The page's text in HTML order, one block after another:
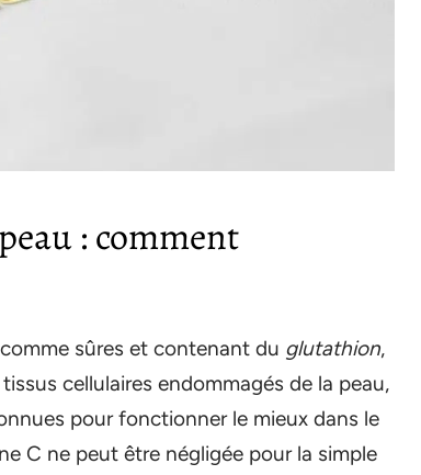
: comment
sûres et contenant du glutathion,
cellulaires endommagés de la peau,
pour fonctionner le mieux dans le
C ne peut être négligée pour la simple